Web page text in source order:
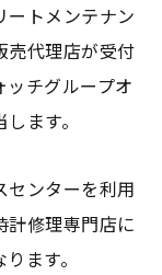
ートメンテナン
売代理店が受付
チグループオ
ます。
センターを利用
計修理専門店に
ます。